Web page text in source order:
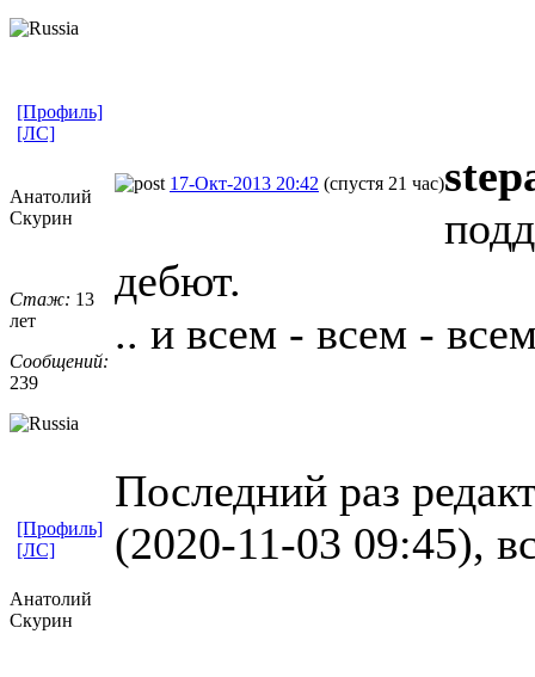
[Профиль]
[ЛС]
Анатолий
Скурин
Стаж: 13
лет
Сообщений:
239
17-Окт-2013 20:42 (спустя 21 час)
дебют.
.. и всем - всем -
Последний раз
(2020-11-03 09:45),
[Профиль]
[ЛС]
Анатолий
Скурин